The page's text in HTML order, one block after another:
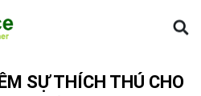
4 cách tăng thêm sự thích thú cho
SỰ THÍCH THÚ CHO